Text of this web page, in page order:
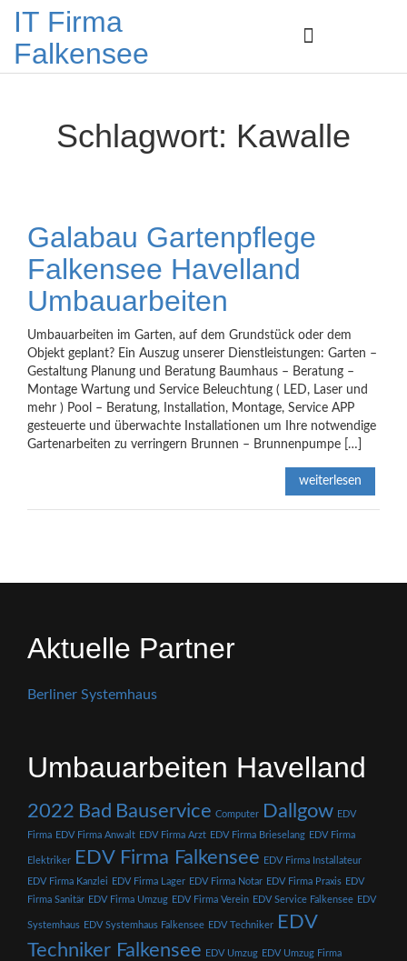
IT Firma
Falkensee
Schlagwort: Kawalle
Galabau Gartenpflege
Falkensee Havelland
Umbauarbeiten
Umbauarbeiten im Garten, auf dem Grundstück oder dem
Objekt geplant? Ein Auszug unserer Dienstleistungen: Garten –
Gestaltung Planung und Beratung Baumhaus – Beratung –
Montage Wartung und Service Beleuchtung ( LED, Laser und
mehr ) Pool – Beratung, Installation, Montage, Service APP
gesteuerte und überwachte Installationen um Ihre notwendige
Gartenarbeiten zu verringern Brunnen – Brunnenpumpe […]
weiterlesen
Aktuelle Partner
Berliner Systemhaus
Umbauarbeiten Havelland
2022 Bad Bauservice Computer Dallgow EDV
Firma EDV Firma Anwalt EDV Firma Arzt EDV Firma Brieselang EDV Firma
Elektriker EDV Firma Falkensee EDV Firma Installateur
EDV Firma Kanzlei EDV Firma Lager EDV Firma Notar EDV Firma Praxis EDV
Firma Sanitär EDV Firma Umzug EDV Firma Verein EDV Service Falkensee EDV
Systemhaus EDV Systemhaus Falkensee EDV Techniker
EDV
Techniker Falkensee
EDV Umzug EDV Umzug Firma